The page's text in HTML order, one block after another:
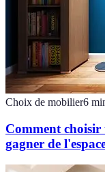
Choix de mobilier6
Comment
gagner de